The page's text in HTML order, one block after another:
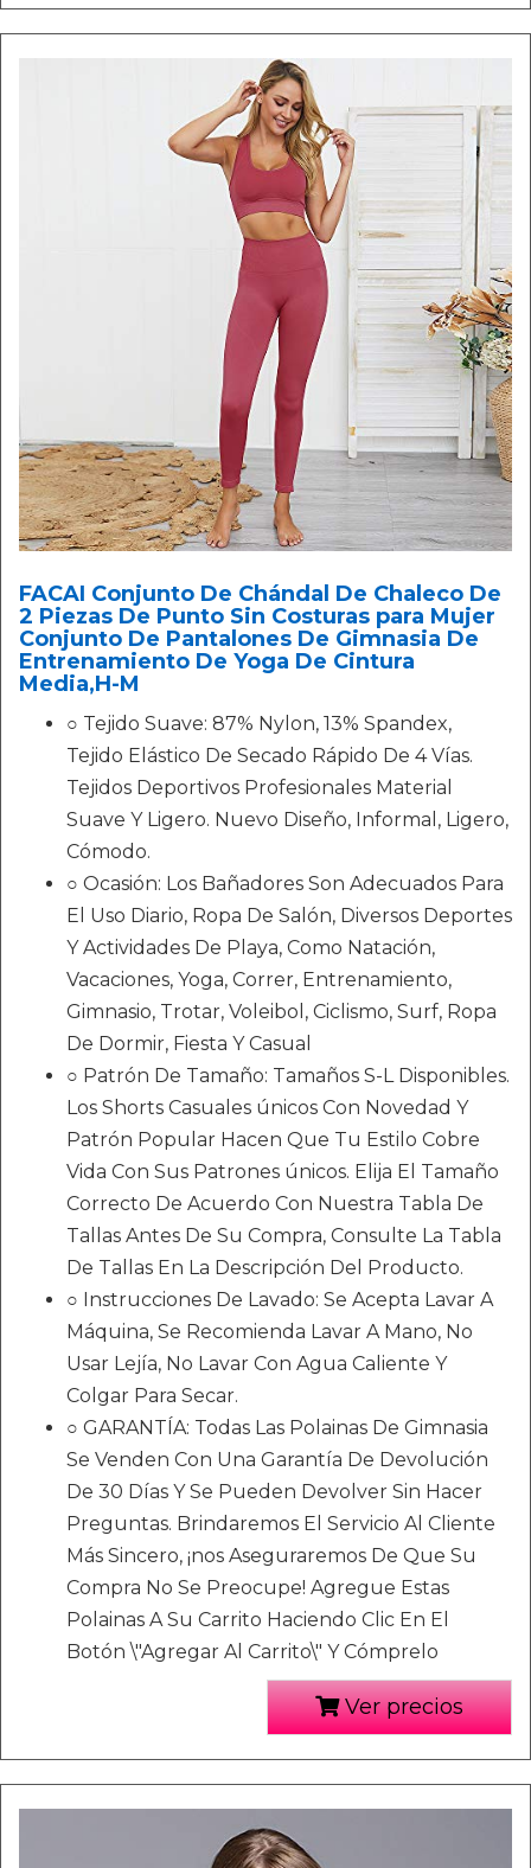
FACAI Conjunto De Chándal De Chaleco De
2 Piezas De Punto Sin Costuras para Mujer
Conjunto De Pantalones De Gimnasia De
Entrenamiento De Yoga De Cintura
Media,H-M
○ Tejido Suave: 87% Nylon, 13% Spandex,
Tejido Elástico De Secado Rápido De 4 Vías.
Tejidos Deportivos Profesionales Material
Suave Y Ligero. Nuevo Diseño, Informal, Ligero,
Cómodo.
○ Ocasión: Los Bañadores Son Adecuados Para
El Uso Diario, Ropa De Salón, Diversos Deportes
Y Actividades De Playa, Como Natación,
Vacaciones, Yoga, Correr, Entrenamiento,
Gimnasio, Trotar, Voleibol, Ciclismo, Surf, Ropa
De Dormir, Fiesta Y Casual
○ Patrón De Tamaño: Tamaños S-L Disponibles.
Los Shorts Casuales únicos Con Novedad Y
Patrón Popular Hacen Que Tu Estilo Cobre
Vida Con Sus Patrones únicos. Elija El Tamaño
Correcto De Acuerdo Con Nuestra Tabla De
Tallas Antes De Su Compra, Consulte La Tabla
De Tallas En La Descripción Del Producto.
○ Instrucciones De Lavado: Se Acepta Lavar A
Máquina, Se Recomienda Lavar A Mano, No
Usar Lejía, No Lavar Con Agua Caliente Y
Colgar Para Secar.
○ GARANTÍA: Todas Las Polainas De Gimnasia
Se Venden Con Una Garantía De Devolución
De 30 Días Y Se Pueden Devolver Sin Hacer
Preguntas. Brindaremos El Servicio Al Cliente
Más Sincero, ¡nos Aseguraremos De Que Su
Compra No Se Preocupe! Agregue Estas
Polainas A Su Carrito Haciendo Clic En El
Botón \"Agregar Al Carrito\" Y Cómprelo
Ver precios